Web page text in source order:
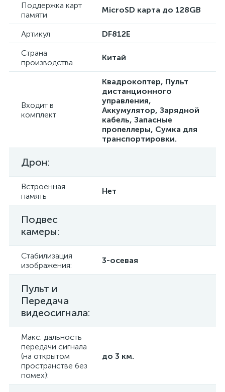
Поддержка карт
памяти
MicroSD карта до 128GB
Артикул
DF812E
Страна
производства
Китай
Входит в
комплект
Квадрокоптер, Пульт
дистанционного
управления,
Аккумулятор, Зарядной
кабель, Запасные
пропеллеры, Сумка для
транспортировки.
Дрон:
Встроенная
память
Нет
Подвес
камеры:
Стабилизация
изображения:
3-осевая
Пульт и
Передача
видеосигнала:
Макс. дальность
передачи сигнала
(на открытом
пространстве без
помех):
до 3 км.